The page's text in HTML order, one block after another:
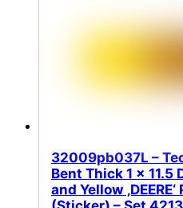
32009pb037L –
Bent Thick 1 x
and Yellow